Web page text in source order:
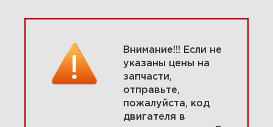
Увеличить
Внимание!!! Если не
указаны цены на
запчасти,
отправьте,
пожалуйста, код
двигателя в